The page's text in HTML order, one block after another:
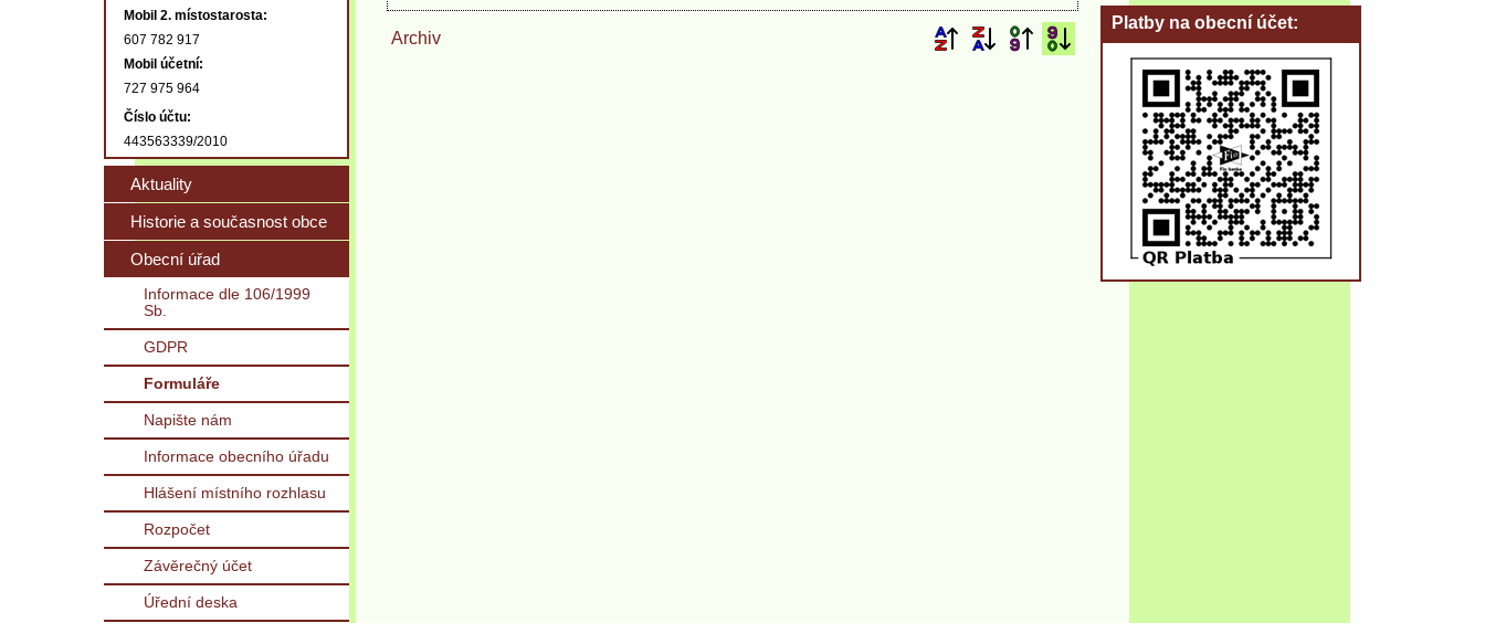
Archiv
Mobil 2. místostarosta:
607 782 917
Mobil účetní:
727 975 964
Číslo účtu:
443563339/2010
Aktuality
Historie a současnost obce
Obecní úřad
Informace dle 106/1999
Sb.
GDPR
Formuláře
Napište nám
Informace obecního úřadu
Hlášení místního rozhlasu
Rozpočet
Závěrečný účet
Úřední deska
Platby na obecní účet